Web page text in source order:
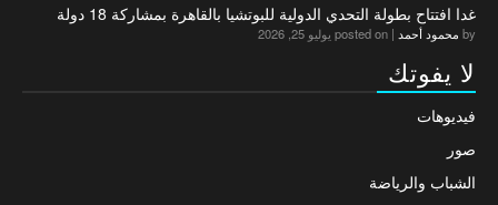
غدا افتتاح بطولة التحدي الدولية للبوتشيا بالقاهرة بمشاركة 18 دولة
by محمود أحمد | posted on يوليو 25, 2026
لا يفوتك
فيديوهات
صور
الشباب والرياضة